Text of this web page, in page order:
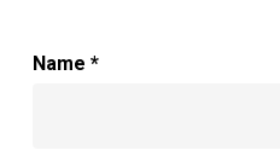
Name *